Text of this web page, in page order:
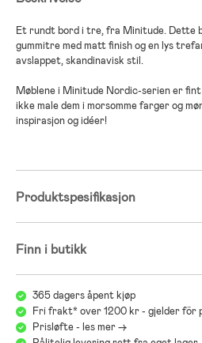
Et rundt bord i tre, fra Minitude. Dette
gummitre med matt finish og en lys
avslappet, skandinavisk stil.
Møblene i Minitude Nordic-serien er
ikke male dem i morsomme farger og
inspirasjon og idéer!
Produktspesifikasjon
Finn i butikk
365 dagers åpent kjøp
Fri frakt* over 1200 kr - gjelder för
Prisløfte - les mer ->